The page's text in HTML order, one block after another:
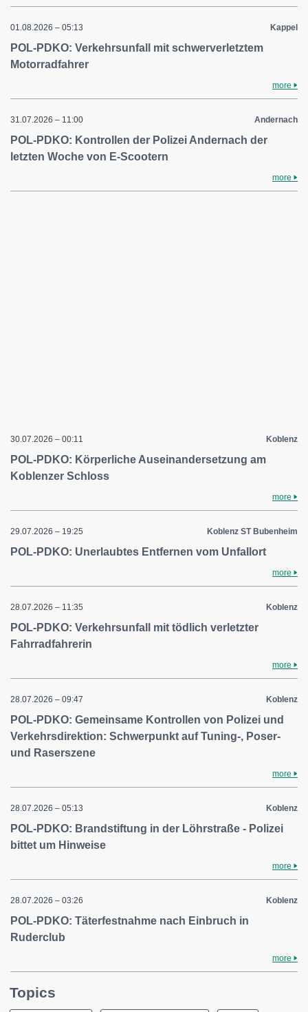
01.08.2026 – 05:13 Kappel
POL-PDKO: Verkehrsunfall mit schwerverletztem
Motorradfahrer
more
31.07.2026 – 11:00 Andernach
POL-PDKO: Kontrollen der Polizei Andernach der
letzten Woche von E-Scootern
more
30.07.2026 – 00:11 Koblenz
POL-PDKO: Körperliche Auseinandersetzung am
Koblenzer Schloss
more
29.07.2026 – 19:25 Koblenz ST Bubenheim
POL-PDKO: Unerlaubtes Entfernen vom Unfallort
more
28.07.2026 – 11:35 Koblenz
POL-PDKO: Verkehrsunfall mit tödlich verletzter
Fahrradfahrerin
more
28.07.2026 – 09:47 Koblenz
POL-PDKO: Gemeinsame Kontrollen von Polizei und
Verkehrsdirektion: Schwerpunkt auf Tuning-, Poser-
und Raserszene
more
28.07.2026 – 05:13 Koblenz
POL-PDKO: Brandstiftung in der Löhrstraße - Polizei
bittet um Hinweise
more
28.07.2026 – 03:26 Koblenz
POL-PDKO: Täterfestnahme nach Einbruch in
Ruderclub
more
Topics